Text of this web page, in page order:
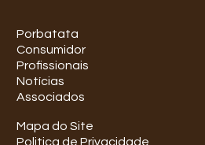
Porbatata
Consumidor
Profissionais
Notícias
Associados
Mapa do Site
Politica de Privacidade